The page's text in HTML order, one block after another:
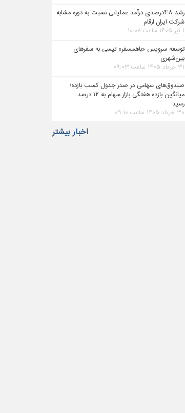
رشد ۴۸درصدی درآمد عملیاتی نسبت به دوره مشابه
شرکت ایران ارقام
۱ تیر ۱۴۰۵ ساعت ۱۰:۰۸
توسعه سرویس «باهمسفر» تپسی به سفرهای
بین‌شهری
۳۱ خرداد ۱۴۰۵ ساعت ۰۹:۰۳
صندوق‌های سهامی در صدر جدول کسب بازده/
میانگین بازده هفتگی بازار سهام به ۱۲ درصد
رسید
۳۰ خرداد ۱۴۰۵ ساعت ۰۹:۱۰
اخبار بیشتر